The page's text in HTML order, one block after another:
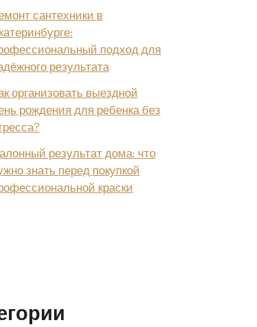
сантехники в
подход для
результата
организовать выездной
рождения для ребенка без
результат дома: что
знать перед покупкой
краски